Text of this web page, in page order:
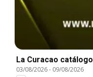
La Curacao catálogo
03/08/2026- 09/08/2026